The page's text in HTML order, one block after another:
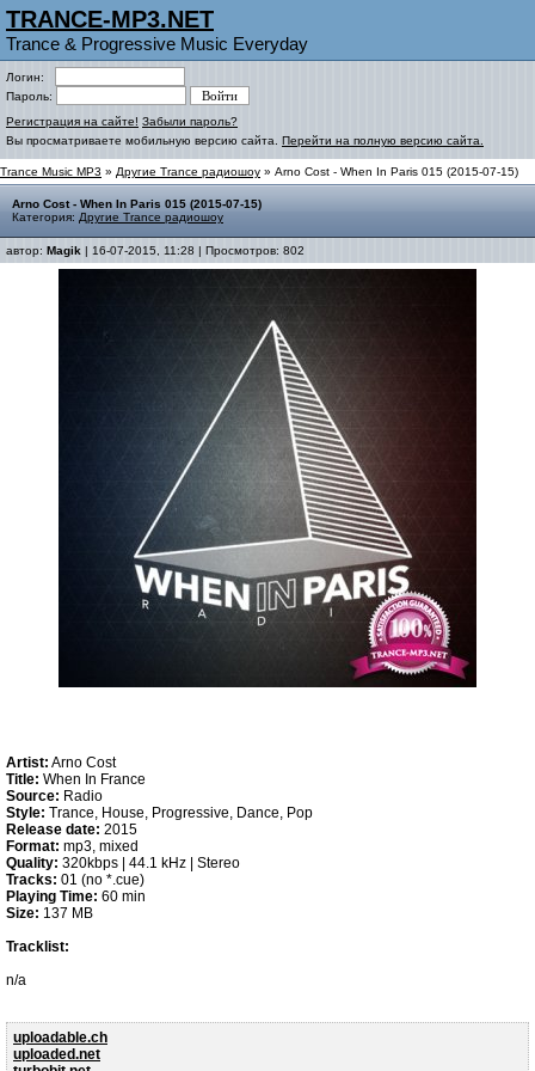
TRANCE-MP3.NET
Trance & Progressive Music Everyday
Логин:
Пароль:
Регистрация на сайте! Забыли пароль?
Вы просматриваете мобильную версию сайта. Перейти на полную версию сайта.
Trance Music MP3 » Другие Trance радиошоу » Arno Cost - When In Paris 015 (2015-07-15)
Arno Cost - When In Paris 015 (2015-07-15)
Категория: Другие Trance радиошоу
автор: Magik | 16-07-2015, 11:28 | Просмотров: 802
Artist: Arno Cost
Title: When In France
Source: Radio
Style: Trance, House, Progressive, Dance, Pop
Release date: 2015
Format: mp3, mixed
Quality: 320kbps | 44.1 kHz | Stereo
Tracks: 01 (no *.cue)
Playing Time: 60 min
Size: 137 MB
Tracklist:
n/a
uploadable.ch
uploaded.net